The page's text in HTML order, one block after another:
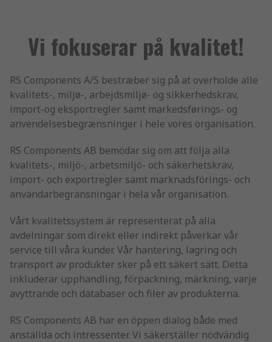
Vi fokuserar på kvalitet!
RS Components A/S bestræber sig på at overholde alle
kvalitets-, miljø-, arbejdsmiljø- og sikkerhedskrav,
import-og eksportregler samt markedsførings- og
anvendelsesbegrænsninger i hele vores organisation.
RS Components AB bemödar sig om att följa alla
kvalitets-, miljö-, arbetsmiljö- och säkerhetskrav,
import- och exportregler samt marknadsförings- och
användarbegränsningar i hela vår organisation.
Vårt kvalitetssystem är representerat på alla
avdelningar som direkt eller indirekt påverkar vår
service till våra kunder. Vår hantering, lagring och
transport av produkter sker på ett säkert sätt. Detta
inkluderar upphandling, förpackning, märkning, varje
avyttrande och databaser och filer av produkterna.
RS Components AB har en öppen dialog både med
anställda och intressenter. Vi säkerställer nödvändig